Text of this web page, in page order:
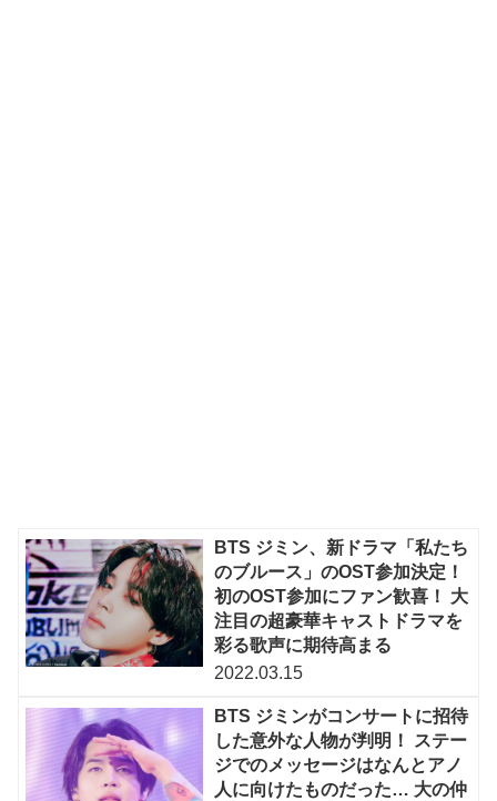
BTS ジミン、新ドラマ「私たち
のブルース」のOST参加決定！
初のOST参加にファン歓喜！ 大
注目の超豪華キャストドラマを
彩る歌声に期待高まる
2022.03.15
BTS ジミンがコンサートに招待
した意外な人物が判明！ ステー
ジでのメッセージはなんとアノ
人に向けたものだった… 大の仲